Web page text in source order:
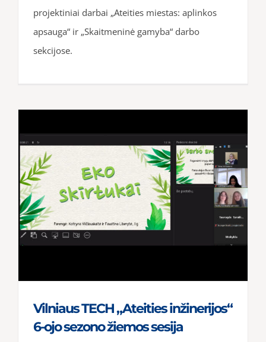
projektiniai darbai „Ateities miestas: aplinkos
apsauga“ ir „Skaitmeninė gamyba“ darbo
sekcijose.
Vilniaus TECH „Ateities inžinerijos“
6-ojo sezono žiemos sesija